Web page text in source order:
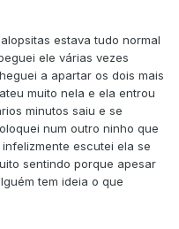
estava tudo normal
ele várias vezes
a apartar os dois mais
muito nela e ela entrou
minutos saiu e se
num outro ninho que
escutei ela se
sentindo porque apesar
tem ideia o que